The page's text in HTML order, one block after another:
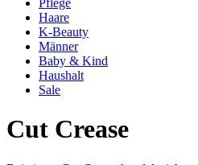
Pflege
Haare
K-Beauty
Männer
Baby & Kind
Haushalt
Sale
Cut Crease